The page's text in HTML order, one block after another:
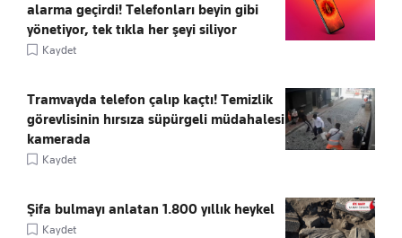
alarma geçirdi! Telefonları beyin gibi
yönetiyor, tek tıkla her şeyi siliyor
Kaydet
Tramvayda telefon çalıp kaçtı! Temizlik
görevlisinin hırsıza süpürgeli müdahalesi
kamerada
Kaydet
Şifa bulmayı anlatan 1.800 yıllık heykel
Kaydet